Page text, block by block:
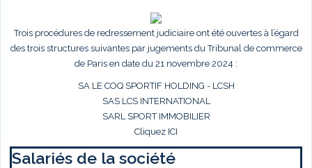
Trois procédures de redressement judiciaire ont été ouvertes à l’égard
des trois structures suivantes par jugements du Tribunal de commerce
de Paris en date du 21 novembre 2024 :
SA LE COQ SPORTIF HOLDING - LCSH
SAS LCS INTERNATIONAL
SARL SPORT IMMOBILIER
Cliquez ICI
Salariés de la société